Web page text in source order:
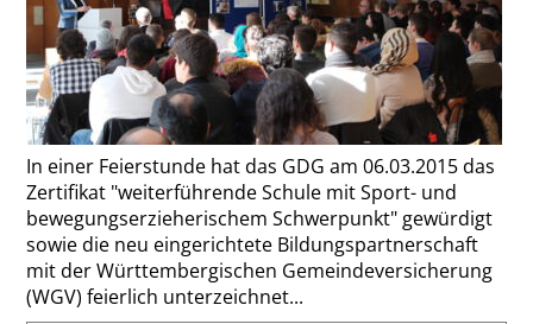
In einer Feierstunde hat das GDG am 06.03.2015 das
Zertifikat "weiterführende Schule mit Sport- und
bewegungserzieherischem Schwerpunkt" gewürdigt
sowie die neu eingerichtete Bildungspartnerschaft
mit der Württembergischen Gemeindeversicherung
(WGV) feierlich unterzeichnet...